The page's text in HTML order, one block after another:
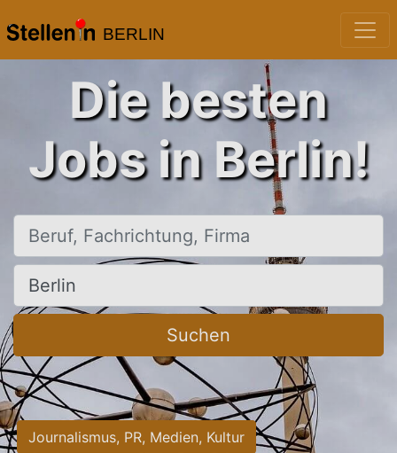
BERLIN
Die besten
Jobs in Berlin!
Beruf, Fachrichtung, Firma
Ort, Stadt
Suchen
Journalismus, PR, Medien, Kultur